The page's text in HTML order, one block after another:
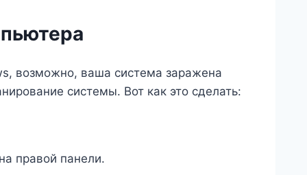
возможно, ваша система заражена
системы. Вот как это сделать:
правой панели.